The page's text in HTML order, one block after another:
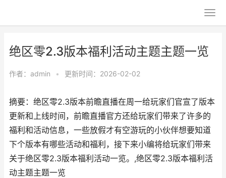
绝区零2.3版本福利活动主题主题一览
作者： admin • 更新时间：2026-02-02
摘要：绝区零2.3版本前瞻直播在周一给玩家们官宣了版本
更新和上线时间，前瞻直播官方还给玩家们带来了许多的
福利和活动信息，一些放假才有空游玩的小伙伴想要知道
下个版本有哪些活动和福利，接下来小编将给玩家们带来
关于绝区零2.3版本福利活动一览。,绝区零2.3版本福利活
动主题主题一览